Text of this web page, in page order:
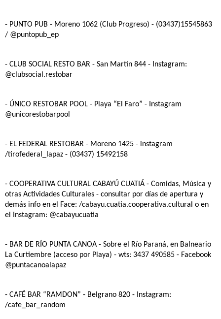
- PUNTO PUB - Moreno 1062 (Club Progreso) - (03437)15545863
/ @puntopub_ep
- CLUB SOCIAL RESTO BAR - San Martín 844 - Instagram:
@clubsocial.restobar
- ÚNICO RESTOBAR POOL - Playa “El Faro” - Instagram
@unicorestobarpool
- EL FEDERAL RESTOBAR - Moreno 1425 - instagram
/tirofederal_lapaz - (03437) 15492158
- COOPERATIVA CULTURAL CABAYÚ CUATIÁ - Comidas, Música y
otras Actividades Culturales - consultar por días de apertura y
demás info en el Face: /cabayu.cuatia.cooperativa.cultural o en
el Instagram: @cabayucuatia
- BAR DE RÍO PUNTA CANOA - Sobre el Río Paraná, en Balneario
La Curtiembre (acceso por Playa) - wts: 3437 490585 - Facebook
@puntacanoalapaz
- CAFÉ BAR “RAMDON” - Belgrano 820 - Instagram:
/cafe_bar_random